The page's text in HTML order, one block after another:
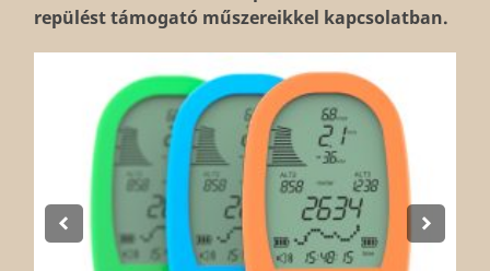
repülést támogató műszereikkel kapcsolatban.